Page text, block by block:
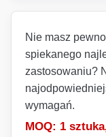
Nie masz
spiekanego
zastosowaniu?
wymagań.
MOQ: 1